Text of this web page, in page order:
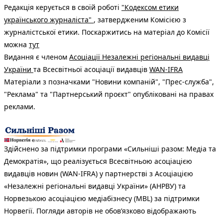
Редакція керується в своїй роботі "Кодексом етики
українського журналіста" , затвердженим Комісією з
журналістської етики. Поскаржитись на матеріал до Комісії
можна тут
Видання є членом Асоціації Незалежні регіональні видавці
України та Всесвітньої асоціації видавців WAN-IFRA
Матеріали з позначками "Новини компаній", "Прес-служба",
"Реклама" та "Партнерський проєкт" опубліковані на правах
реклами.
Здійснено за підтримки програми «Сильніші разом: Медіа та
Демократія», що реалізується Всесвітньою асоціацією
видавців новин (WAN-IFRA) у партнерстві з Асоціацією
«Незалежні регіональні видавці України» (АНРВУ) та
Норвезькою асоціацією медіабізнесу (MBL) за підтримки
Норвегії. Погляди авторів не обов’язково відображають